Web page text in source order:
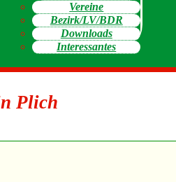
Vereine
Bezirk/LV/BDR
Downloads
Interessantes
Plich